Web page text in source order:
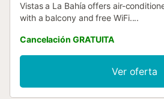
Vistas a La Bahía offers air-
with a balcony and free WiFi....
Cancelación GRATUITA
Ver oferta